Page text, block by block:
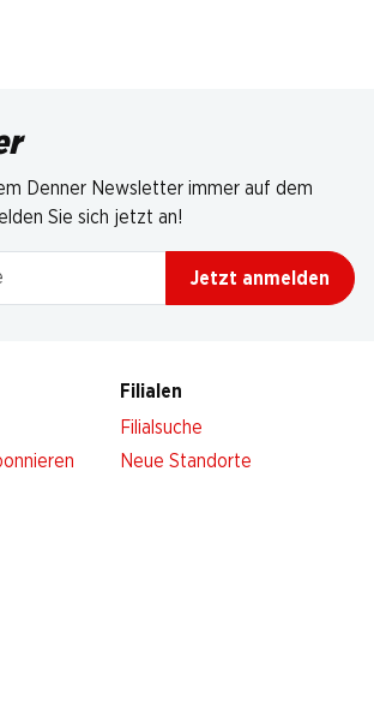
Denner Newsletter immer auf dem
Sie sich jetzt an!
Jetzt anmelden
Filialen
Filialsuche
Neue Standorte